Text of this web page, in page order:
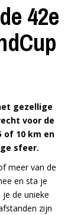
42e
gezellige
voor de
of 10 km en
sfeer.
meer van de
en sta je
de unieke
zijn